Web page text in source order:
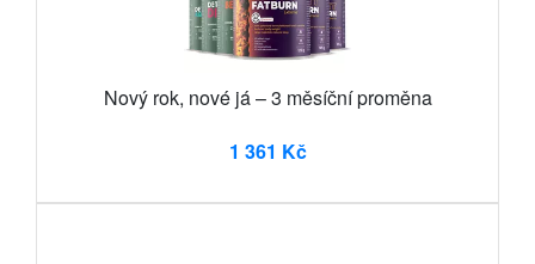
Nový rok, nové já – 3 měsíční proměna
1 361 Kč